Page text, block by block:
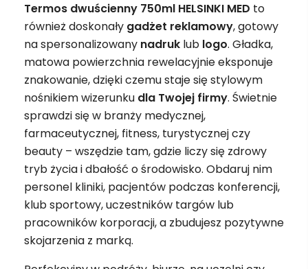
Termos dwuścienny 750ml HELSINKI MED to
również doskonały gadżet reklamowy, gotowy
na spersonalizowany nadruk lub logo. Gładka,
matowa powierzchnia rewelacyjnie eksponuje
znakowanie, dzięki czemu staje się stylowym
nośnikiem wizerunku dla Twojej firmy. Świetnie
sprawdzi się w branży medycznej,
farmaceutycznej, fitness, turystycznej czy
beauty – wszędzie tam, gdzie liczy się zdrowy
tryb życia i dbałość o środowisko. Obdaruj nim
personel kliniki, pacjentów podczas konferencji,
klub sportowy, uczestników targów lub
pracowników korporacji, a zbudujesz pozytywne
skojarzenia z marką.